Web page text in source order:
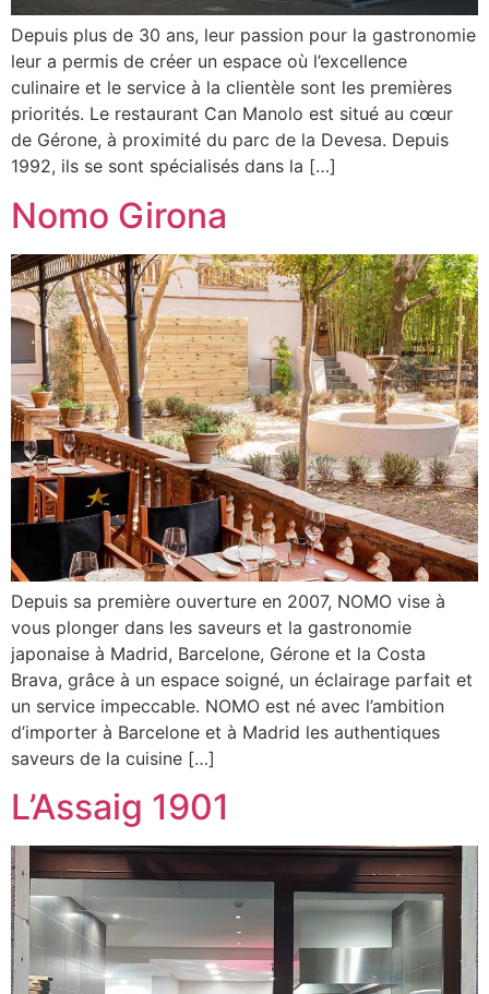
Depuis plus de 30 ans, leur passion pour la gastronomie
leur a permis de créer un espace où l’excellence
culinaire et le service à la clientèle sont les premières
priorités. Le restaurant Can Manolo est situé au cœur
de Gérone, à proximité du parc de la Devesa. Depuis
1992, ils se sont spécialisés dans la […]
Nomo Girona
Depuis sa première ouverture en 2007, NOMO vise à
vous plonger dans les saveurs et la gastronomie
japonaise à Madrid, Barcelone, Gérone et la Costa
Brava, grâce à un espace soigné, un éclairage parfait et
un service impeccable. NOMO est né avec l’ambition
d’importer à Barcelone et à Madrid les authentiques
saveurs de la cuisine […]
L’Assaig 1901